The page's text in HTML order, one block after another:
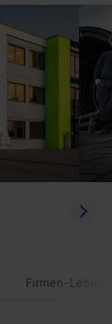
Firmen-